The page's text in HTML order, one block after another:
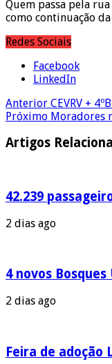
Quem passa pela
como continuação
Redes Sociais
Facebook
LinkedIn
Anterior CEVRV +
Próximo Moradores
Artigos
42.239
2 dias ago
4 novos
2 dias ago
Feira de adoção